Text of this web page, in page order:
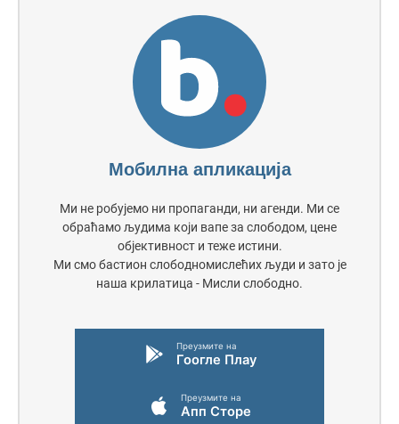
Мобилна апликација
Ми не робујемо ни пропаганди, ни агенди. Ми се
обраћамо људима који вапе за слободом, цене
објективност и теже истини.
Ми смо бастион слободномислећих људи и зато је
наша крилатица - Мисли слободно.
Преузмите на
Гоогле Плаy
Преузмите на
Апп Сторе